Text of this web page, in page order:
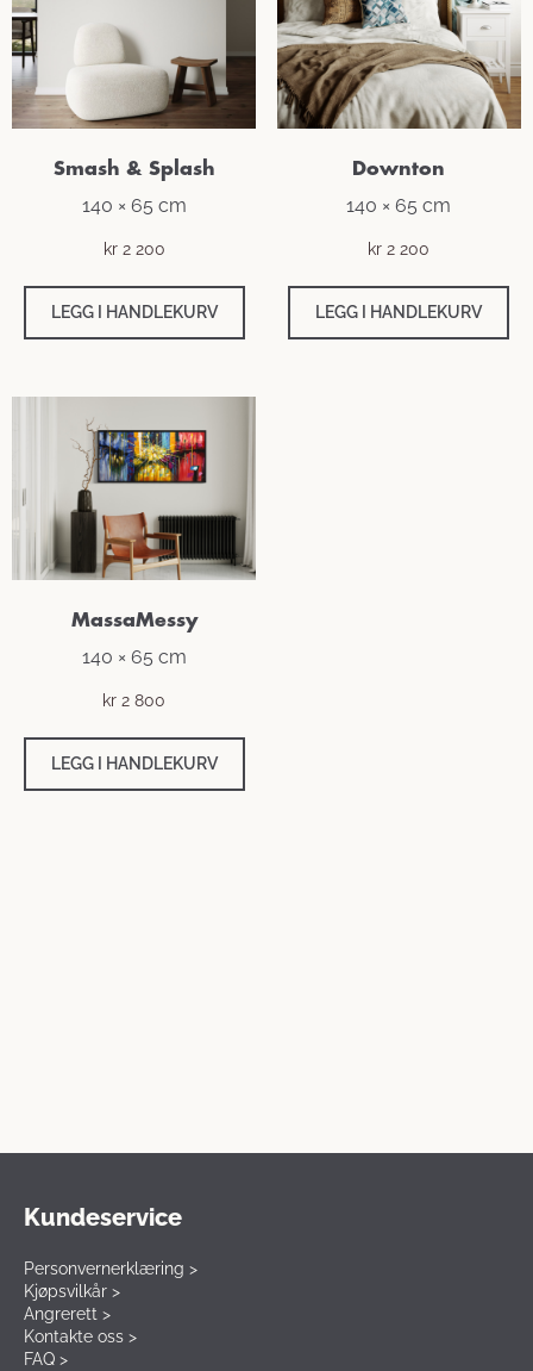
Smash & Splash
140 × 65 cm
kr2 200
LEGG I HANDLEKURV
Downton
140 × 65 cm
kr 2 200
LEGG I HANDLEKURV
MassaMessy
140 × 65 cm
kr 2 800
LEGG I HANDLEKURV
Kundeservice
Personvernerklæring >
Kjøpsvilkår >
Angrerett >
Kontakte oss >
FAQ >